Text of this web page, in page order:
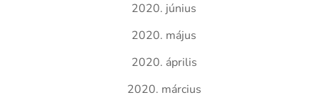
2020. június
2020. május
2020. április
2020. március